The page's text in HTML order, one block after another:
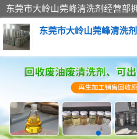
东莞市大岭山莞峰清洗
废
废溶剂油回收 机
废碳氢回收 碳